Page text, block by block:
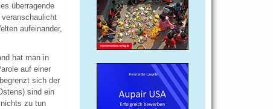
überragende
aufeinander,
hat man in
auf einer
sich der
sind ein
zu tun